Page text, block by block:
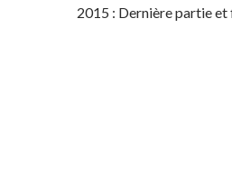
2015 : Dernière partie et